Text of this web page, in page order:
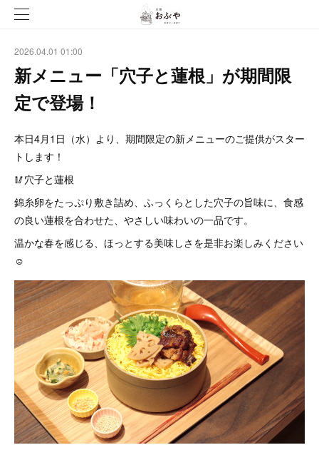
2026.04.01 01:00
新メニュー「穴子と蓮根」が期間限
定で登場！
本日4月1日（水）より、期間限定の新メニューのご提供がスター
トします！
🥢穴子と蓮根
錦糸卵をたっぷり敷き詰め、ふっくらとした穴子の旨味に、食感
の良い蓮根を合わせた、やさしい味わいの一品です。
温かな春を感じる、ほっとする美味しさを是非お楽しみください
☺️